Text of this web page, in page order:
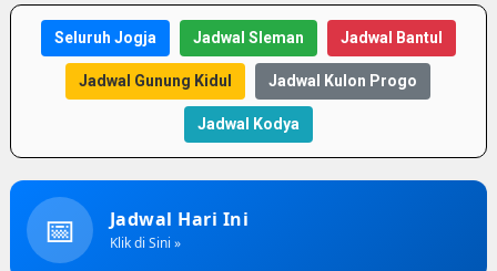
Seluruh Jogja Jadwal Sleman Jadwal Bantul
Jadwal Gunung Kidul Jadwal Kulon Progo
Jadwal Kodya
📅 Jadwal Hari Ini
Klik di Sini »